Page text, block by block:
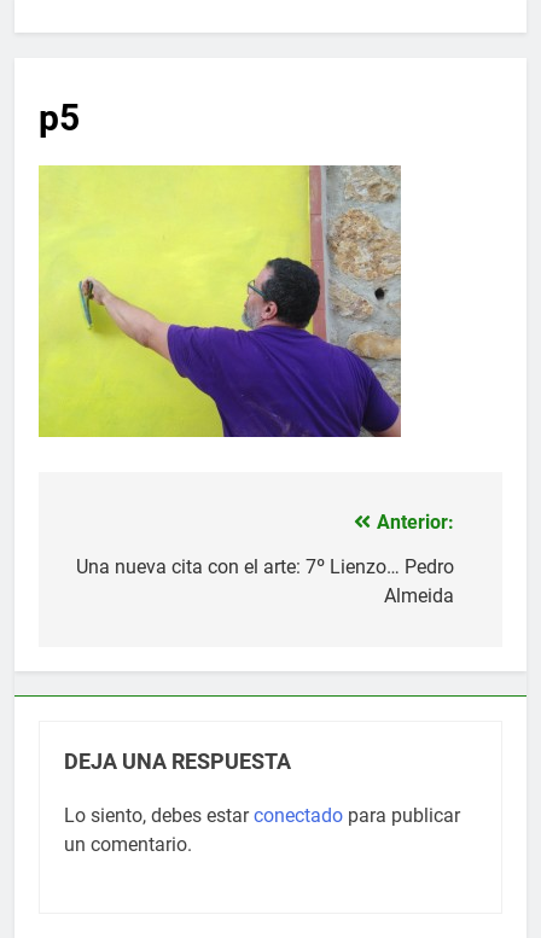
p5
de
Anterior:
Una nueva cita con el arte: 7º Lienzo… Pedro
Almeida
DEJA UNA RESPUESTA
Lo siento, debes estarconectado para publicar
un comentario.